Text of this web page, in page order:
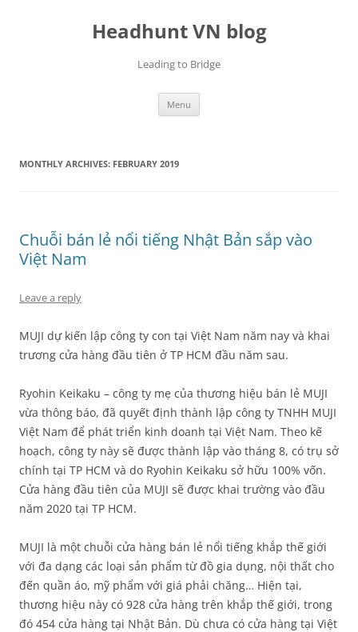
Headhunt VN blog
Leading to Bridge
Menu
MONTHLY ARCHIVES: FEBRUARY 2019
Chuỗi bán lẻ nổi tiếng Nhật Bản sắp vào
Việt Nam
Leave a reply
MUJI dự kiến lập công ty con tại Việt Nam năm nay và khai
trương cửa hàng đầu tiên ở TP HCM đầu năm sau.
Ryohin Keikaku – công ty mẹ của thương hiệu bán lẻ MUJI
vừa thông báo, đã quyết định thành lập công ty TNHH MUJI
Việt Nam để phát triển kinh doanh tại Việt Nam. Theo kế
hoạch, công ty này sẽ được thành lập vào tháng 8, có trụ sở
chính tại TP HCM và do Ryohin Keikaku sở hữu 100% vốn.
Cửa hàng đầu tiên của MUJI sẽ được khai trường vào đầu
năm 2020 tại TP HCM.
MUJI là một chuỗi cửa hàng bán lẻ nổi tiếng khắp thế giới
với đa dạng các loại sản phẩm từ đồ gia dụng, nội thất cho
đến quần áo, mỹ phẩm với giá phải chăng… Hiện tại,
thương hiệu này có 928 cửa hàng trên khắp thế giới, trong
đó 454 cửa hàng tại Nhật Bản. Dù chưa có cửa hàng tại Việt